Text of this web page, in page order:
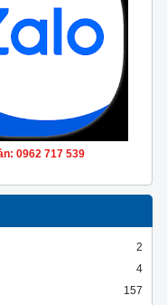
0962 717 539
2
4
157